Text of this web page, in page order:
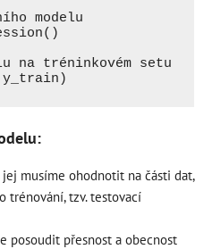
modelu
na tréninkovém setu
musíme ohodnotit na části dat,
trénování, tzv. testovací
posoudit přesnost a obecnost